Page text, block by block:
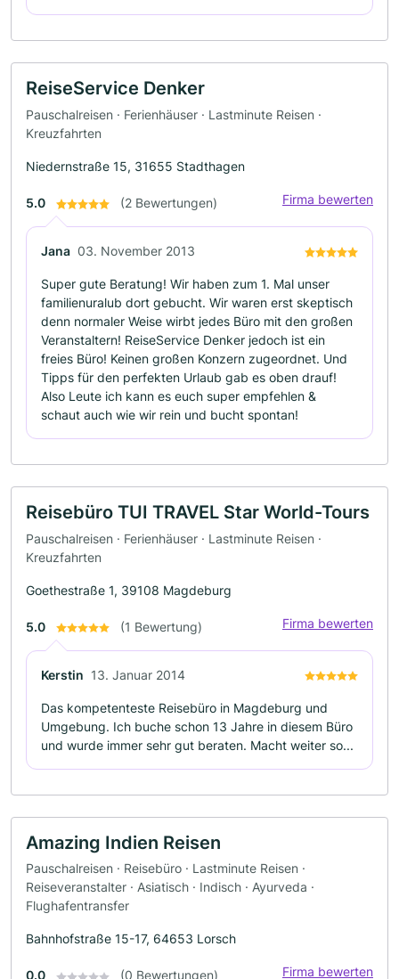
ReiseService Denker
Pauschalreisen · Ferienhäuser · Lastminute Reisen ·
Kreuzfahrten
Niedernstraße 15, 31655 Stadthagen
5.0 (2 Bewertungen) Firma bewerten
Jana 03. November 2013
Super gute Beratung! Wir haben zum 1. Mal unser
familienuralub dort gebucht. Wir waren erst skeptisch
denn normaler Weise wirbt jedes Büro mit den großen
Veranstaltern! ReiseService Denker jedoch ist ein
freies Büro! Keinen großen Konzern zugeordnet. Und
Tipps für den perfekten Urlaub gab es oben drauf!
Also Leute ich kann es euch super empfehlen &
schaut auch wie wir rein und bucht spontan!
Reisebüro TUI TRAVEL Star World-Tours
Pauschalreisen · Ferienhäuser · Lastminute Reisen ·
Kreuzfahrten
Goethestraße 1, 39108 Magdeburg
5.0 (1 Bewertung) Firma bewerten
Kerstin 13. Januar 2014
Das kompetenteste Reisebüro in Magdeburg und
Umgebung. Ich buche schon 13 Jahre in diesem Büro
und wurde immer sehr gut beraten. Macht weiter so...
Amazing Indien Reisen
Pauschalreisen · Reisebüro · Lastminute Reisen ·
Reiseveranstalter · Asiatisch · Indisch · Ayurveda ·
Flughafentransfer
Bahnhofstraße 15-17, 64653 Lorsch
0.0 (0 Bewertungen) Firma bewerten